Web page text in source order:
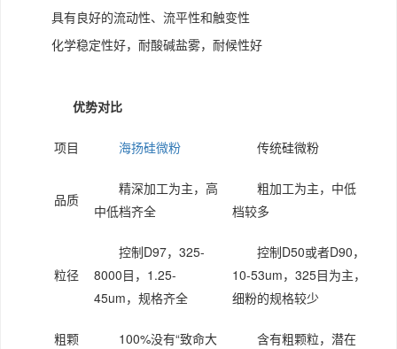
具有良好的流动性、流平性和触变性
化学稳定性好，耐酸碱盐雾，耐候性好
优势对比
项目 海扬硅微粉 传统硅微粉
品质
精深加工为主，高
中低档齐全
粗加工为主，中低
档较多
粒径
控制D97，325-
8000目，1.25-
45um，规格齐全
控制D50或者D90，
10-53um，325目为主，
细粉的规格较少
粗颗
100%没有“致命大
含有粗颗粒，潜在